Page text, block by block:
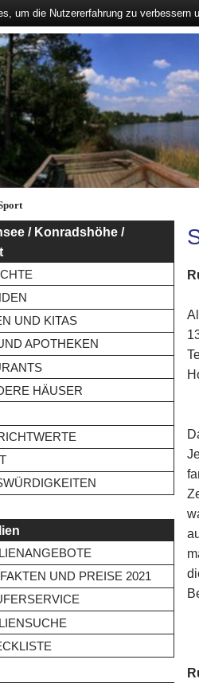
/ Konradshöhe /
UND KITAS
APOTHEKEN
HÄUSER
UND PREISE 2021
um die Nutzererfahrung zu